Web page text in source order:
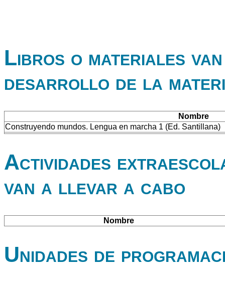
Libros o materiales
desarrollo de la
Nombre
Construyendo mundos. Lengua en marcha 1 (Ed. Santillana)
Actividades
van a llevar a cabo
Nombre
Unidades de